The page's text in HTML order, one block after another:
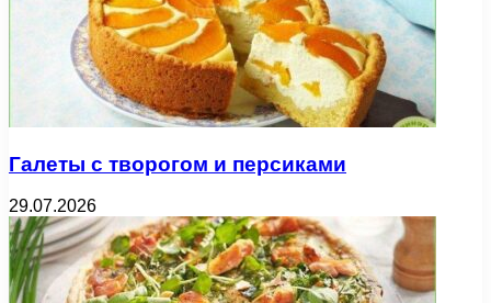
Галеты с творогом и персиками
29.07.2026